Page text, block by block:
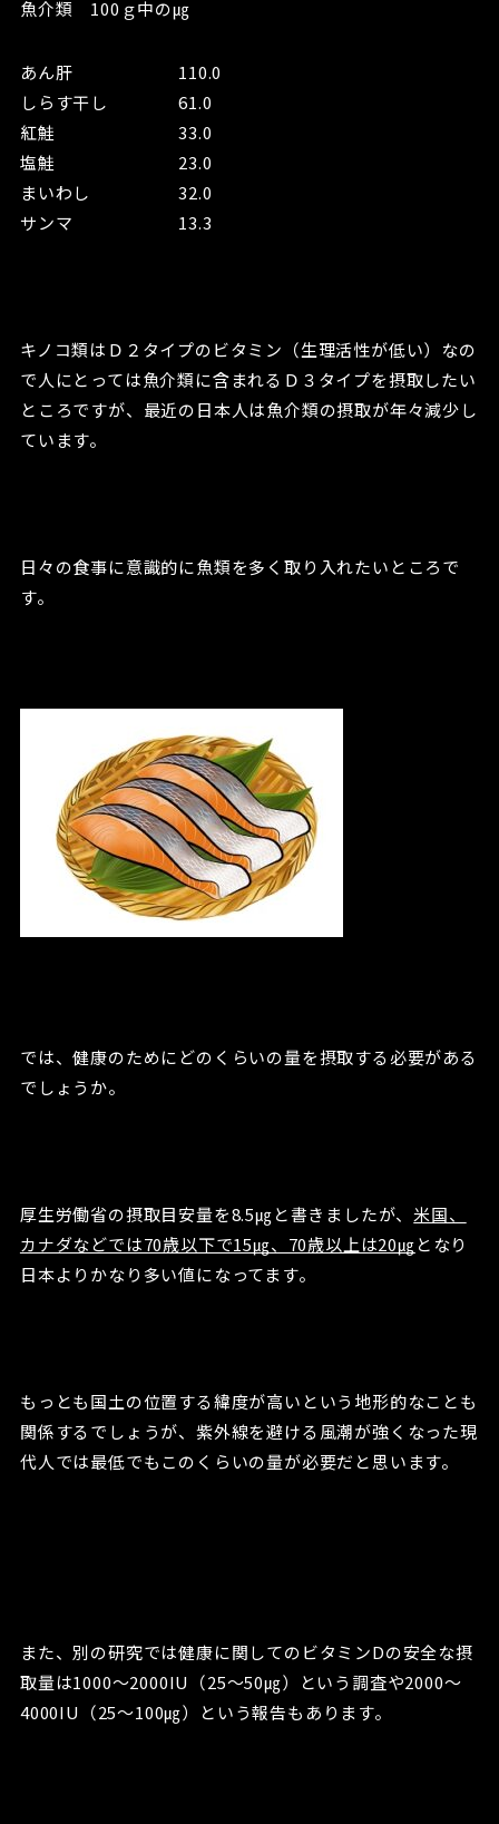
魚介類 100ｇ中の㎍
あん肝 110.0
しらす干し 61.0
紅鮭 33.0
塩鮭 23.0
まいわし 32.0
サンマ 13.3
キノコ類はＤ２タイプのビタミン（生理活性が低い）なの
で人にとっては魚介類に含まれるＤ３タイプを摂取したい
ところですが、最近の日本人は魚介類の摂取が年々減少し
ています。
日々の食事に意識的に魚類を多く取り入れたいところで
す。
では、健康のためにどのくらいの量を摂取する必要がある
でしょうか。
厚生労働省の摂取目安量を8.5㎍と書きましたが、米国、
カナダなどでは70歳以下で15㎍、70歳以上は20㎍となり
日本よりかなり多い値になってます。
もっとも国土の位置する緯度が高いという地形的なことも
関係するでしょうが、紫外線を避ける風潮が強くなった現
代人では最低でもこのくらいの量が必要だと思います。
また、別の研究では健康に関してのビタミンDの安全な摂
取量は1000～2000IU（25～50㎍）という調査や2000～
4000IU（25～100㎍）という報告もあります。